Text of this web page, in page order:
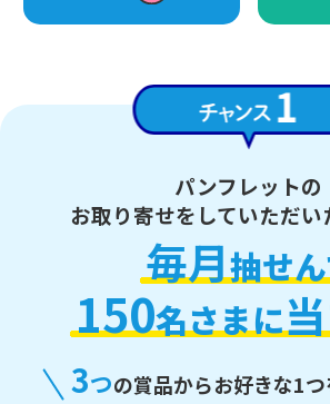
パンフレットの
お取り寄せをしていただい
毎月抽せ
150名さまに
3つの賞品からお好きな1つ